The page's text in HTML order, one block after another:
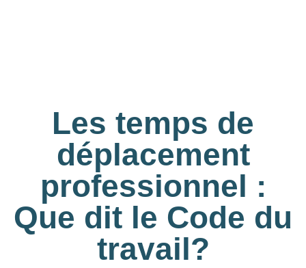
Les temps de
déplacement
professionnel :
Que dit le Code du
travail?